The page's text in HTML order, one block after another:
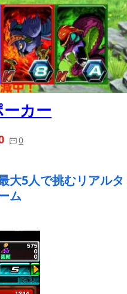
ーカー
0
大5人で挑むリアルタ
ム